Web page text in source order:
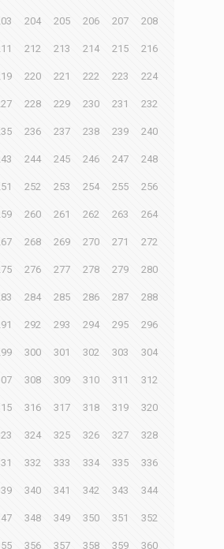
204 205 206 207 208
212 213 214 215 216
220 221 222 223 224
228 229 230 231 232
236 237 238 239 240
244 245 246 247 248
252 253 254 255 256
260 261 262 263 264
268 269 270 271 272
276 277 278 279 280
284 285 286 287 288
292 293 294 295 296
300 301 302 303 304
308 309 310 311 312
316 317 318 319 320
324 325 326 327 328
332 333 334 335 336
340 341 342 343 344
348 349 350 351 352
356 357 358 359 360